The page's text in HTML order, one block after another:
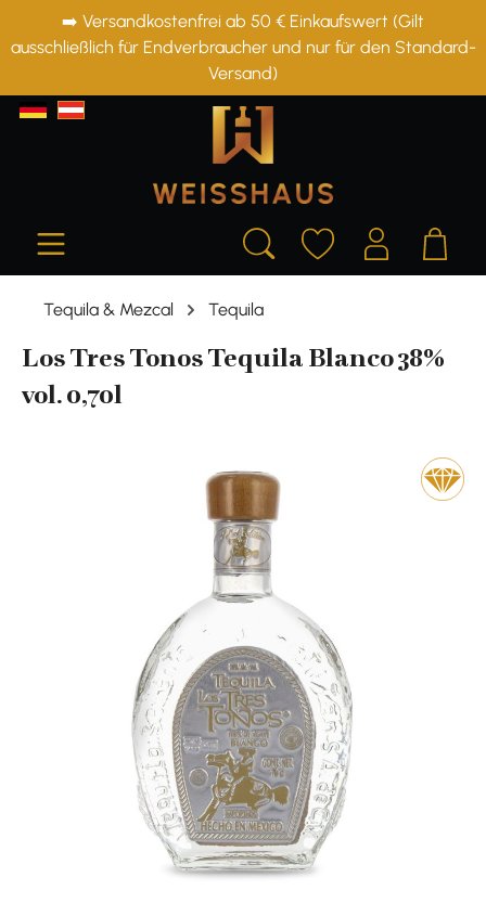
springen
➡️ Versandkostenfrei ab 50 € Einkaufswert (Gilt
ausschließlich für Endverbraucher und nur für den Standard-
Versand)
Tequila & Mezcal Tequila
Los Tres Tonos Tequila Blanco 38%
vol. 0,70l